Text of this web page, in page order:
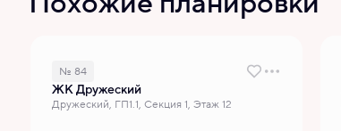
№ 84
ЖК Дружеский
Дружеский, ГП1.1, Секция 1, Этаж 12